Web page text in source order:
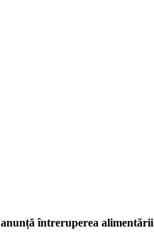
anunță întreruperea alimentării